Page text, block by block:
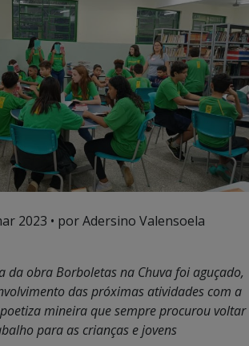
2023 • por Adersino Valensoela
da obra Borboletas na Chuva foi aguçado,
das próximas atividades com a
mineira que sempre procurou voltar
para as crianças e jovens